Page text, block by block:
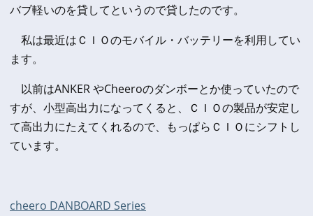
バブ軽いのを貸してというので貸したのです。
私は最近はＣＩＯのモバイル・バッテリーを利用してい
ます。
以前はANKER やCheeroのダンボーとか使っていたので
すが、小型高出力になってくると、ＣＩＯの製品が安定し
て高出力にたえてくれるので、もっぱらＣＩＯにシフトし
ています。
cheero DANBOARD Series